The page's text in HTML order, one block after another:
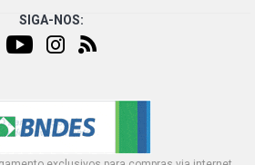
SIGA-NOS: